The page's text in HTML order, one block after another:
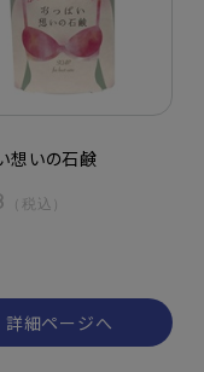
想いの石鹸
（税込）
詳細ページへ